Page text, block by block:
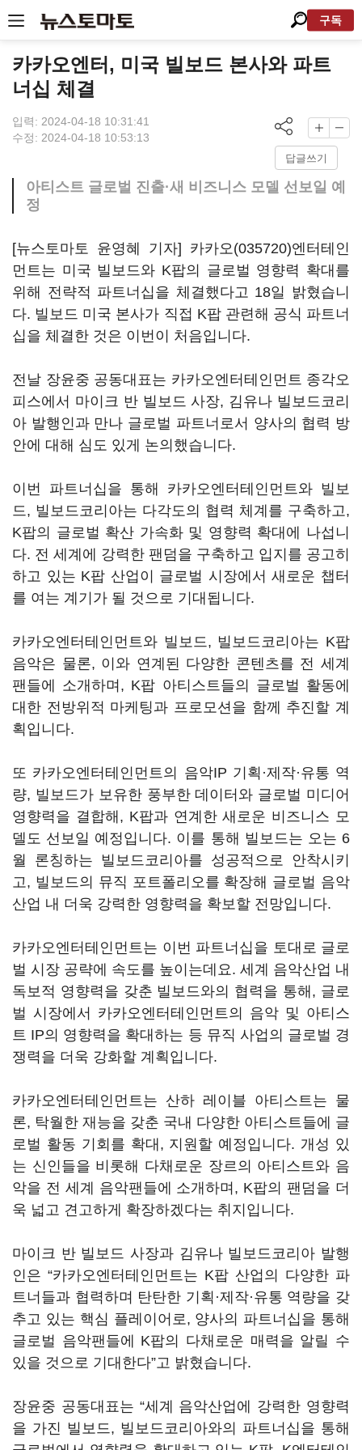
구독
카카오엔터, 미국 빌보드 본사와 파트
너십 체결
입력: 2024-04-18 10:31:41
수정: 2024-04-18 10:53:13
답글쓰기
아티스트 글로벌 진출·새 비즈니스 모델 선보일 예
정
[뉴스토마토 윤영혜 기자] 카카오(035720)엔터테인
먼트는 미국 빌보드와 K팝의 글로벌 영향력 확대를
위해 전략적 파트너십을 체결했다고 18일 밝혔습니
다. 빌보드 미국 본사가 직접 K팝 관련해 공식 파트너
십을 체결한 것은 이번이 처음입니다.
전날 장윤중 공동대표는 카카오엔터테인먼트 종각오
피스에서 마이크 반 빌보드 사장, 김유나 빌보드코리
아 발행인과 만나 글로벌 파트너로서 양사의 협력 방
안에 대해 심도 있게 논의했습니다.
이번 파트너십을 통해 카카오엔터테인먼트와 빌보
드, 빌보드코리아는 다각도의 협력 체계를 구축하고,
K팝의 글로벌 확산 가속화 및 영향력 확대에 나섭니
다. 전 세계에 강력한 팬덤을 구축하고 입지를 공고히
하고 있는 K팝 산업이 글로벌 시장에서 새로운 챕터
를 여는 계기가 될 것으로 기대됩니다.
카카오엔터테인먼트와 빌보드, 빌보드코리아는 K팝
음악은 물론, 이와 연계된 다양한 콘텐츠를 전 세계
팬들에 소개하며, K팝 아티스트들의 글로벌 활동에
대한 전방위적 마케팅과 프로모션을 함께 추진할 계
획입니다.
또 카카오엔터테인먼트의 음악IP 기획·제작·유통 역
량, 빌보드가 보유한 풍부한 데이터와 글로벌 미디어
영향력을 결합해, K팝과 연계한 새로운 비즈니스 모
델도 선보일 예정입니다. 이를 통해 빌보드는 오는 6
월 론칭하는 빌보드코리아를 성공적으로 안착시키
고, 빌보드의 뮤직 포트폴리오를 확장해 글로벌 음악
산업 내 더욱 강력한 영향력을 확보할 전망입니다.
카카오엔터테인먼트는 이번 파트너십을 토대로 글로
벌 시장 공략에 속도를 높이는데요. 세계 음악산업 내
독보적 영향력을 갖춘 빌보드와의 협력을 통해, 글로
벌 시장에서 카카오엔터테인먼트의 음악 및 아티스
트 IP의 영향력을 확대하는 등 뮤직 사업의 글로벌 경
쟁력을 더욱 강화할 계획입니다.
카카오엔터테인먼트는 산하 레이블 아티스트는 물
론, 탁월한 재능을 갖춘 국내 다양한 아티스트들에 글
로벌 활동 기회를 확대, 지원할 예정입니다. 개성 있
는 신인들을 비롯해 다채로운 장르의 아티스트와 음
악을 전 세계 음악팬들에 소개하며, K팝의 팬덤을 더
욱 넓고 견고하게 확장하겠다는 취지입니다.
마이크 반 빌보드 사장과 김유나 빌보드코리아 발행
인은 “카카오엔터테인먼트는 K팝 산업의 다양한 파
트너들과 협력하며 탄탄한 기획·제작·유통 역량을 갖
추고 있는 핵심 플레이어로, 양사의 파트너십을 통해
글로벌 음악팬들에 K팝의 다채로운 매력을 알릴 수
있을 것으로 기대한다”고 밝혔습니다.
장윤중 공동대표는 “세계 음악산업에 강력한 영향력
을 가진 빌보드, 빌보드코리아와의 파트너십을 통해